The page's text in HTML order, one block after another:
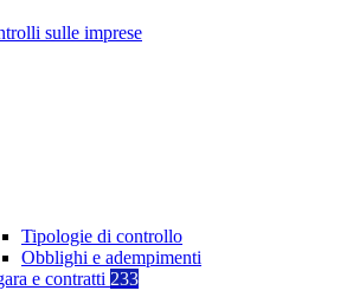
sulle imprese
Tipologie di controllo
Obblighi e adempimenti
e contratti 233